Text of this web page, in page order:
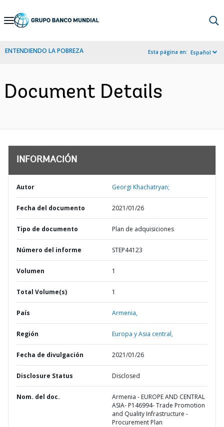
Skip
Navigation
ENTENDIENDO LA POBREZA Esta página en: Español
Document Details
INFORMACIÓN
Autor Georgi Khachatryan;
Fecha del documento 2021/01/26
Tipo de documento Plan de adquisiciones
Número del informe STEP44123
Volumen 1
Total Volume(s) 1
País Armenia,
Región Europa y Asia central,
Fecha de divulgación 2021/01/26
Disclosure Status Disclosed
Nom. del doc.
Armenia - EUROPE AND CENTRAL
ASIA- P146994- Trade Promotion
and Quality Infrastructure -
Procurement Plan